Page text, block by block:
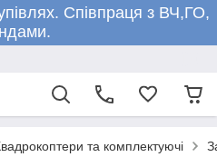
Співпраця з ВЧ,ГО,
та комплектуючі